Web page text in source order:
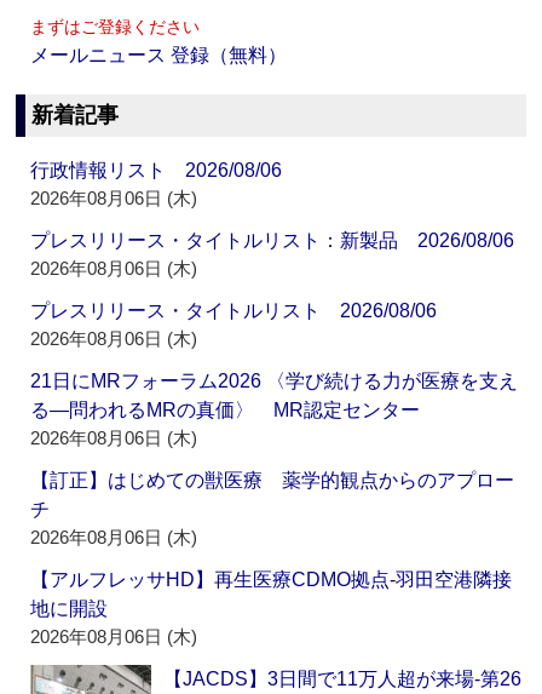
まずはご登録ください
メールニュース 登録（無料）
新着記事
行政情報リスト 2026/08/06
2026年08月06日 (木)
プレスリリース・タイトルリスト：新製品 2026/08/06
2026年08月06日 (木)
プレスリリース・タイトルリスト 2026/08/06
2026年08月06日 (木)
21日にMRフォーラム2026 〈学び続ける力が医療を支え
る―問われるMRの真価〉 MR認定センター
2026年08月06日 (木)
【訂正】はじめての獣医療 薬学的観点からのアプロー
チ
2026年08月06日 (木)
【アルフレッサHD】再生医療CDMO拠点‐羽田空港隣接
地に開設
2026年08月06日 (木)
【JACDS】3日間で11万人超が来場‐第26